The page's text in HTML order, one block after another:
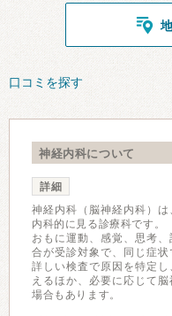
口コミを探す
神経内科について
詳細
神経内科（脳神経内科）
内科的に見る診療科です。
おもに運動、感覚、思考
合が受診対象で、同じ症状
詳しい検査で原因を特定
えるほか、必要に応じて
場合もあります。